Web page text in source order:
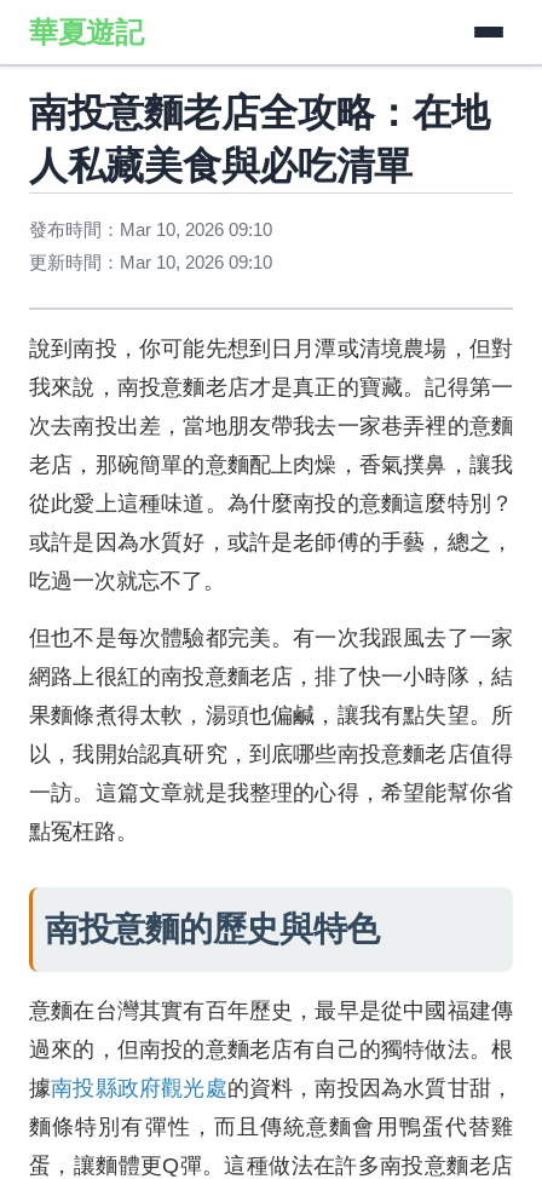
華夏遊記
南投意麵老店全攻略：在地
人私藏美食與必吃清單
發布時間：Mar 10, 2026 09:10
更新時間：Mar 10, 2026 09:10
說到南投，你可能先想到日月潭或清境農場，但對
我來說，南投意麵老店才是真正的寶藏。記得第一
次去南投出差，當地朋友帶我去一家巷弄裡的意麵
老店，那碗簡單的意麵配上肉燥，香氣撲鼻，讓我
從此愛上這種味道。為什麼南投的意麵這麼特別？
或許是因為水質好，或許是老師傅的手藝，總之，
吃過一次就忘不了。
但也不是每次體驗都完美。有一次我跟風去了一家
網路上很紅的南投意麵老店，排了快一小時隊，結
果麵條煮得太軟，湯頭也偏鹹，讓我有點失望。所
以，我開始認真研究，到底哪些南投意麵老店值得
一訪。這篇文章就是我整理的心得，希望能幫你省
點冤枉路。
南投意麵的歷史與特色
意麵在台灣其實有百年歷史，最早是從中國福建傳
過來的，但南投的意麵老店有自己的獨特做法。根
據南投縣政府觀光處的資料，南投因為水質甘甜，
麵條特別有彈性，而且傳統意麵會用鴨蛋代替雞
蛋，讓麵體更Q彈。這種做法在許多南投意麵老店